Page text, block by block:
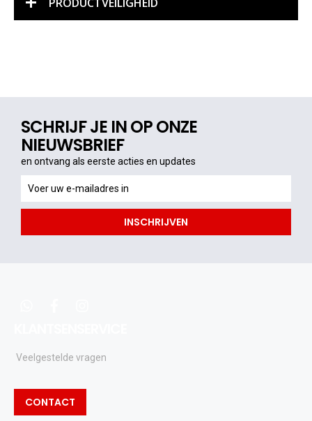
SCHRIJF JE IN OP ONZE
NIEUWSBRIEF
en ontvang als eerste acties en updates
ontvang
als
acties
INSCHRIJVEN
Veelgestelde vragen
CONTACT